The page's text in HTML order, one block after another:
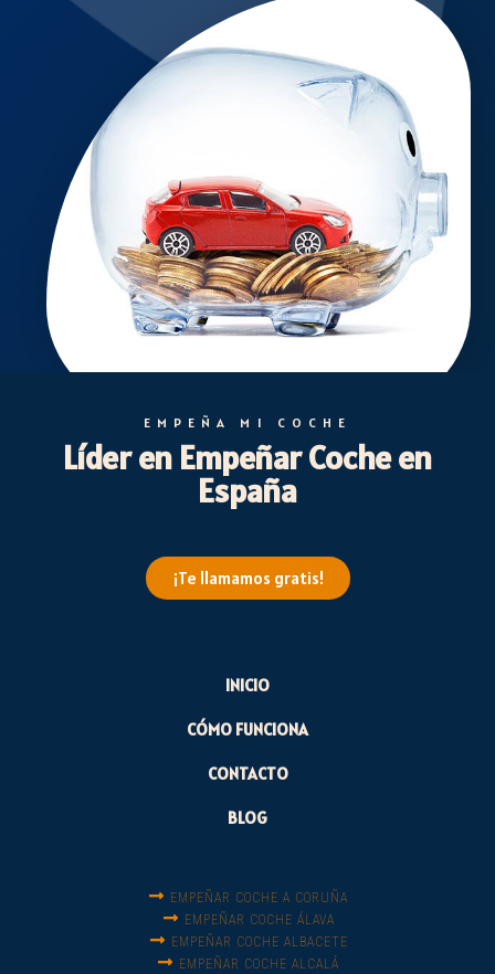
EMPEÑA MI COCHE
Líder en Empeñar Coche en
España
¡Te llamamos gratis!
INICIO
CÓMO FUNCIONA
CONTACTO
BLOG
EMPEÑAR COCHE A CORUÑA
EMPEÑAR COCHE ÁLAVA
EMPEÑAR COCHE ALBACETE
EMPEÑAR COCHE ALCALÁ